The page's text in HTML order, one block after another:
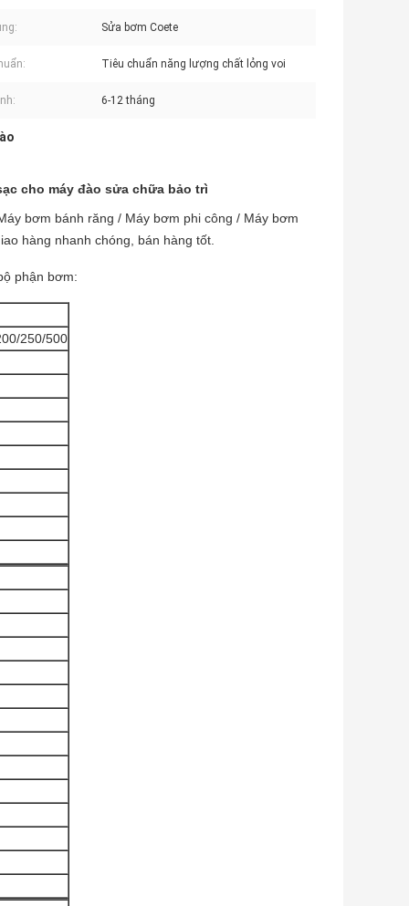
Sửa bơm Coete
Tiêu chuẩn năng lượng chất lỏng voi
6-12 tháng
cho máy đào sửa chữa bảo trì
bơm bánh răng / Máy bơm phi công / Máy bơm
hàng nhanh chóng, bán hàng tốt.
phận bơm:
250/500